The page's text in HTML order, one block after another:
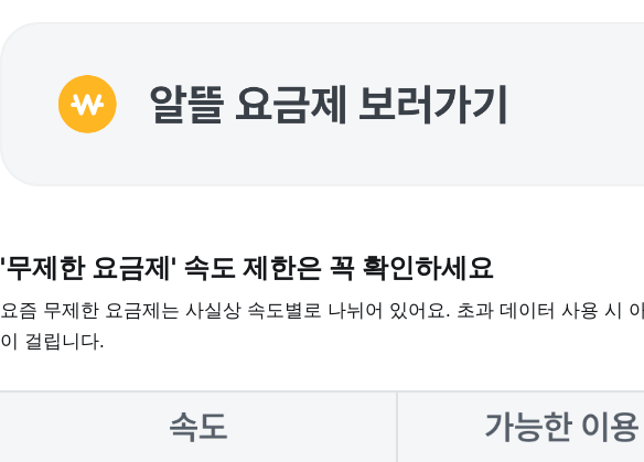
'무제한 요금제' 속도 제한은 꼭 확인하세요
요즘 무제한 요금제는 사실상 속도별로 나뉘어 있어요. 초과 데이터 사용 시
이 걸립니다.